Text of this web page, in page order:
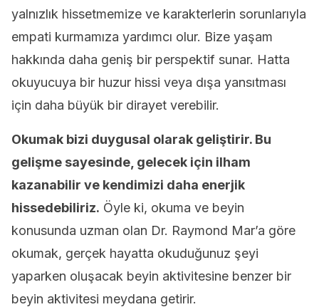
yalnızlık hissetmemize ve karakterlerin sorunlarıyla
empati kurmamıza yardımcı olur. Bize yaşam
hakkında daha geniş bir perspektif sunar. Hatta
okuyucuya bir huzur hissi veya dışa yansıtması
için daha büyük bir dirayet verebilir.
Okumak bizi duygusal olarak geliştirir. Bu
gelişme sayesinde, gelecek için ilham
kazanabilir ve kendimizi daha enerjik
hissedebiliriz. Öyle ki, okuma ve beyin
konusunda uzman olan Dr. Raymond Mar’a göre
okumak, gerçek hayatta okuduğunuz şeyi
yaparken oluşacak beyin aktivitesine benzer bir
beyin aktivitesi meydana getirir.